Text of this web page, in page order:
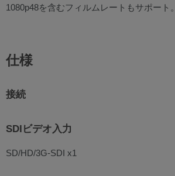
1080p48を含むフィルムレートもサポート。
仕様
接続
SDIビデオ入力
SD/HD/3G-SDI x1